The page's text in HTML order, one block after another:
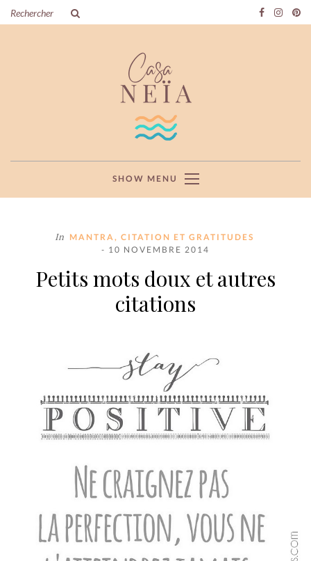
SHOW MENU
In
MANTRA, CITATION ET GRATITUDES
- 10 NOVEMBRE 2014
Petits mots doux et autres
citations